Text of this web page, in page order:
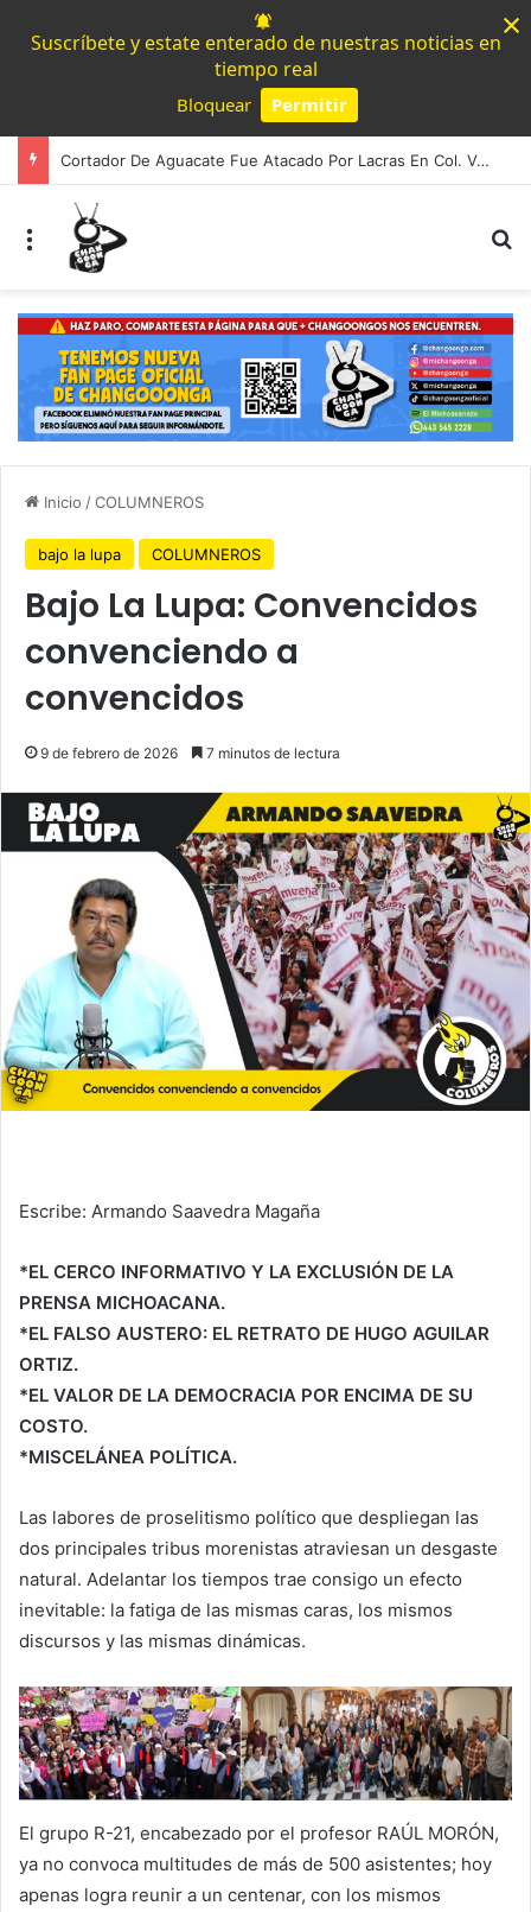
Suscríbete y estate enterado de nuestras noticias en
tiempo real
Bloquear Permitir
×
Cortador De Aguacate Fue Atacado Por Lacras En Col. Valle De Las Delicias En Uruapan
Menú
Inicio /COLUMNEROS
bajo la lupa COLUMNEROS
Bajo La Lupa: Convencidos
convenciendo a
convencidos
9 de febrero de 2026 7 minutos de lectura
Escribe: Armando Saavedra Magaña
*EL CERCO INFORMATIVO Y LA EXCLUSIÓN DE LA
PRENSA MICHOACANA.
*EL FALSO AUSTERO: EL RETRATO DE HUGO AGUILAR
ORTIZ.
*EL VALOR DE LA DEMOCRACIA POR ENCIMA DE SU
COSTO.
*MISCELÁNEA POLÍTICA.
Las labores de proselitismo político que despliegan las
dos principales tribus morenistas atraviesan un desgaste
natural. Adelantar los tiempos trae consigo un efecto
inevitable: la fatiga de las mismas caras, los mismos
discursos y las mismas dinámicas.
El grupo R-21, encabezado por el profesor RAÚL MORÓN,
ya no convoca multitudes de más de 500 asistentes; hoy
apenas logra reunir a un centenar, con los mismos